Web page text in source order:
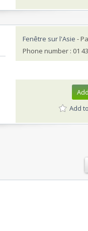
Fenêtre sur l'Asie -
Phone number : 01
Add